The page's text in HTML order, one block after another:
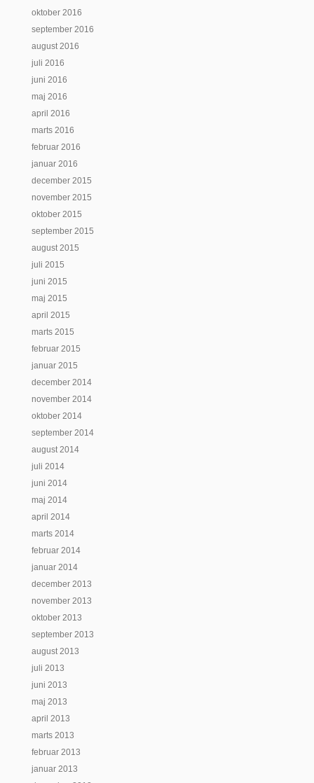
oktober 2016
september 2016
august 2016
juli 2016
juni 2016
maj 2016
april 2016
marts 2016
februar 2016
januar 2016
december 2015
november 2015
oktober 2015
september 2015
august 2015
juli 2015
juni 2015
maj 2015
april 2015
marts 2015
februar 2015
januar 2015
december 2014
november 2014
oktober 2014
september 2014
august 2014
juli 2014
juni 2014
maj 2014
april 2014
marts 2014
februar 2014
januar 2014
december 2013
november 2013
oktober 2013
september 2013
august 2013
juli 2013
juni 2013
maj 2013
april 2013
marts 2013
februar 2013
januar 2013